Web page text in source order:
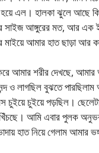
হয়ে এল। হালকা ঝুলে আছে
সাইজ আঙ্গুরের মত, আর এক
আমার হাত ছাড়া আর
আমার শরীর দেখছে, আমার
ও লাগছিল বুঝতে পারছিলাম
চুইয়ে চুইয়ে পড়ছিল।
খিঁচছে। আমি এবার পুলক
হাত নিয়ে গেলাম আমার